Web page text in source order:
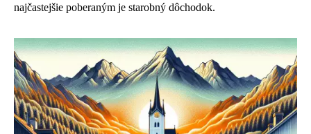
najčastejšie poberaným je starobný dôchodok.